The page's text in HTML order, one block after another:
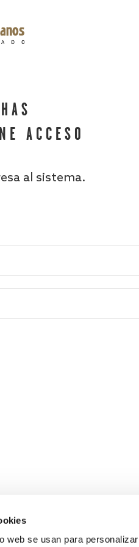
web se usan para
ACCESO
al sistema.